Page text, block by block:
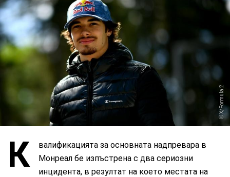
X/Formula 2
К
валификацията за основната надпревара в
Монреал бе изпъстрена с два сериозни
инцидента, в резултат на което местата на